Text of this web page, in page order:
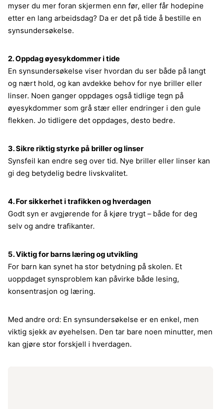
myser du mer foran skjermen enn før, eller får hodepine
etter en lang arbeidsdag? Da er det på tide å bestille en
synsundersøkelse.
2. Oppdag øyesykdommer i tide
En synsundersøkelse viser hvordan du ser både på langt
og nært hold, og kan avdekke behov for nye briller eller
linser. Noen ganger oppdages også tidlige tegn på
øyesykdommer som grå stær eller endringer i den gule
flekken. Jo tidligere det oppdages, desto bedre.
3. Sikre riktig styrke på briller og linser
Synsfeil kan endre seg over tid. Nye briller eller linser kan
gi deg betydelig bedre livskvalitet.
4. For sikkerhet i trafikken og hverdagen
Godt syn er avgjørende for å kjøre trygt – både for deg
selv og andre trafikanter.
5. Viktig for barns læring og utvikling
For barn kan synet ha stor betydning på skolen. Et
uoppdaget synsproblem kan påvirke både lesing,
konsentrasjon og læring.
Med andre ord: En synsundersøkelse er en enkel, men
viktig sjekk av øyehelsen. Den tar bare noen minutter, men
kan gjøre stor forskjell i hverdagen.